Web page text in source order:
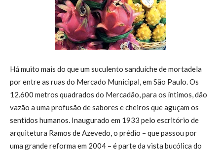
Há muito mais do que um suculento sanduíche de mortadela
por entre as ruas do Mercado Municipal, em São Paulo. Os
12.600 metros quadrados do Mercadão, para os íntimos, dão
vazão a uma profusão de sabores e cheiros que aguçam os
sentidos humanos. Inaugurado em 1933 pelo escritório de
arquitetura Ramos de Azevedo, o prédio – que passou por
uma grande reforma em 2004 – é parte da vista bucólica do